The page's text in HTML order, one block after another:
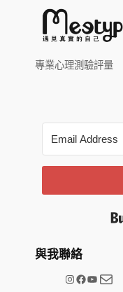
專業心理測驗評量
與我聯絡
@meetype.tw Facebook YouTube 電子郵件